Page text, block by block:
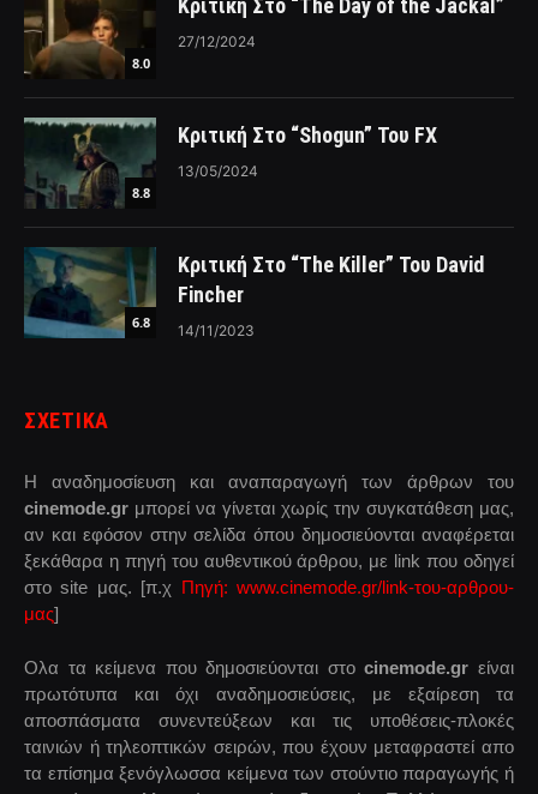
8.0
Κριτική Στο “The Day of the Jackal”
27/12/2024
8.8
Κριτική Στο “Shogun” Του FX
13/05/2024
6.8
Κριτική Στο “The Killer” Του David
Fincher
14/11/2023
ΣΧΕΤΙΚΑ
Η αναδημοσίευση και αναπαραγωγή των άρθρων του
cinemode.gr μπορεί να γίνεται χωρίς την συγκατάθεση μας,
αν και εφόσον στην σελίδα όπου δημοσιεύονται αναφέρεται
ξεκάθαρα η πηγή του αυθεντικού άρθρου, με link που οδηγεί
στο site μας. [π.χ Πηγή: www.cinemode.gr/link-του-αρθρου-
μας]
Ολα τα κείμενα που δημοσιεύονται στοcinemode.gr είναι
πρωτότυπα και όχι αναδημοσιεύσεις, με εξαίρεση τα
αποσπάσματα συνεντεύξεων και τις υποθέσεις-πλοκές
ταινιών ή τηλεοπτικών σειρών, που έχουν μεταφραστεί απο
τα επίσημα ξενόγλωσσα κείμενα των στούντιο παραγωγής ή